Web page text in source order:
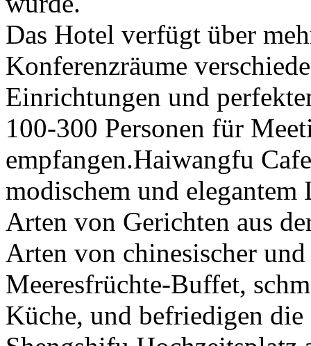
Das Hotel verfügt über
Konferenzräume
Einrichtungen und
100-300 Personen für
empfangen.Haiwangfu
modischem und
Arten von Gerichten aus
Arten von chinesischer
Meeresfrüchte-Buffet,
Küche, und befriedigen die